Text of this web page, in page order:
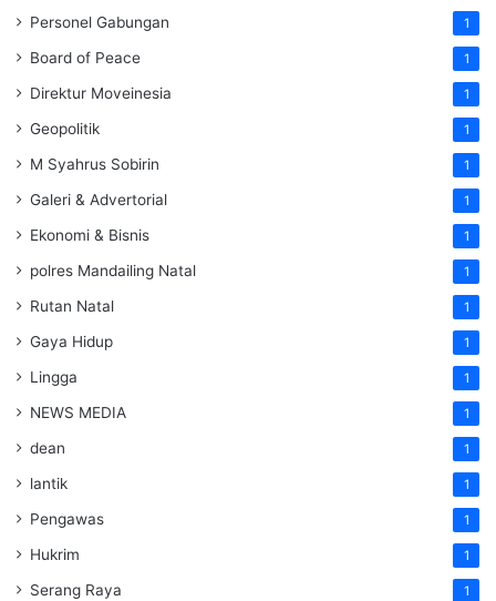
Personel Gabungan 1
Board of Peace 1
Direktur Moveinesia 1
Geopolitik 1
M Syahrus Sobirin 1
Galeri & Advertorial 1
Ekonomi & Bisnis 1
polres Mandailing Natal 1
Rutan Natal 1
Gaya Hidup 1
Lingga 1
NEWS MEDIA 1
dean 1
lantik 1
Pengawas 1
Hukrim 1
Serang Raya 1